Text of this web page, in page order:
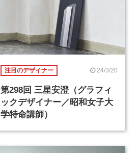
注目のデザイナー 24/3/20
第298回 三星安澄（グラフィ
ックデザイナー／昭和女子大
学特命講師）